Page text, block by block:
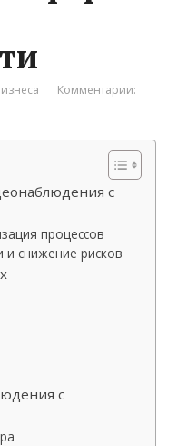
Комментарии:
с
процессов
снижение рисков
с